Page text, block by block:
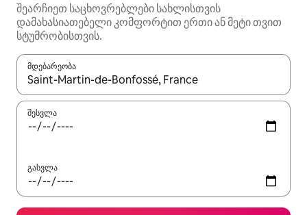
შეარჩიეთ საცხოვრებლები სახლისთვის
დამახასიათებელი კომფორტით ერთი ან მეტი თვით
სტუმრობისთვის.
მდებარეობა
როცა შედეგები ხელმისაწვდომი გახდება, ნავიგაციისთვის
შესვლა
გასვლა